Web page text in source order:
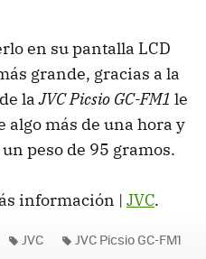
en su pantalla LCD
grande, gracias a la
laJVC Picsio GC-FM1 le
algo más de una hora y
peso de 95 gramos.
información | JVC.
JVC JVC Picsio GC-FM1